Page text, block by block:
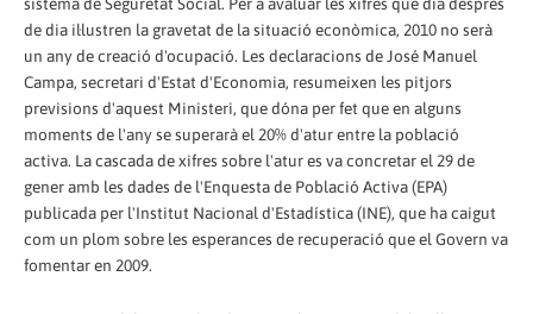
de dia il·lustren la gravetat de la situació econòmica, 2010 no serà
un any de creació d'ocupació. Les declaracions de José Manuel
Campa, secretari d'Estat d'Economia, resumeixen les pitjors
previsions d'aquest Ministeri, que dóna per fet que en alguns
moments de l'any se superarà el 20% d'atur entre la població
activa. La cascada de xifres sobre l'atur es va concretar el 29 de
gener amb les dades de l'Enquesta de Població Activa (EPA)
publicada per l'Institut Nacional d'Estadística (INE), que ha caigut
com un plom sobre les esperances de recuperació que el Govern va
fomentar en 2009.